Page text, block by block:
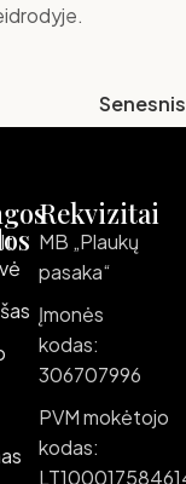
Senesnis
Rekvizitai
MB „Plaukų
pasaka“
Įmonės
kodas:
306707996
PVM mokėtojo
kodas: